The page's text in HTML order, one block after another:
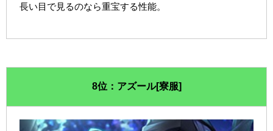
長い目で見るのなら重宝する性能。
8位：アズール[寮服]